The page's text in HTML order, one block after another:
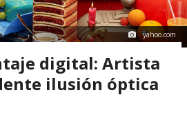
yahoo.com
digital: Artista
ilusión óptica